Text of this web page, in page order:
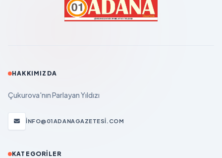
HAKKIMIZDA
Çukurova'nın Parlayan Yıldızı
INFO@01ADANAGAZETESI.COM
KATEGORILER